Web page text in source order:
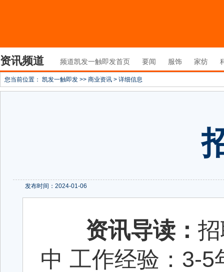
资讯频道 频道凯发一触即发首页 要闻 服饰 家纺
您当前位置： 凯发一触即发 >> 商业资讯 > 详细信息
发布时间：2024-01-06
资讯导读：
中 工作经验：3-5